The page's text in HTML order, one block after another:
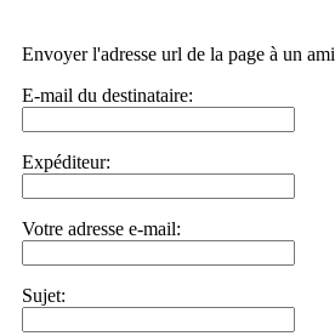
Envoyer l'adresse url de la page à un ami
E-mail du destinataire:
Expéditeur:
Votre adresse e-mail:
Sujet: